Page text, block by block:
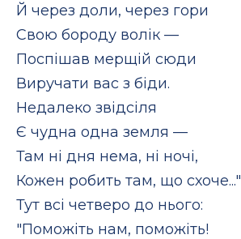
Й через доли, через гори
Свою бороду волік —
Поспішав мерщій сюди
Виручати вас з біди.
Недалеко звідсіля
Є чудна одна земля —
Там ні дня нема, ні ночі,
Кожен робить там, що схоче..."
Тут всі четверо до нього:
"Поможіть нам, поможіть!